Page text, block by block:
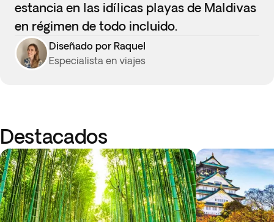
estancia en las idílicas playas de Maldivas
en régimen de todo incluido.
Diseñado por Raquel
Especialista en viajes
Destacados